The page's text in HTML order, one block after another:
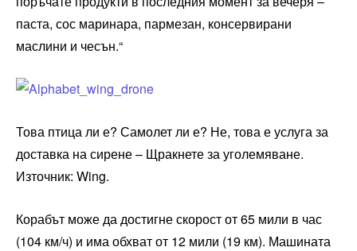
паста, сос маринара, пармезан, консервирани
маслини и чесън.“
Това птица ли е? Самолет ли е? Не, това е услуга за
доставка на сирене – Щракнете за уголемяване.
Източник: Wing.
Корабът може да достигне скорост от 65 мили в час
(104 км/ч) и има обхват от 12 мили (19 км). Машината